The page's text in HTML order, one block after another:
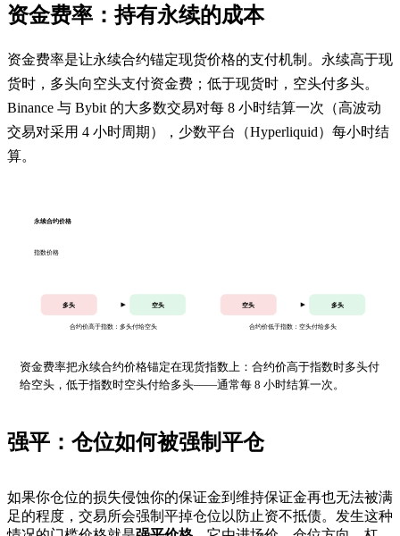
资金费率：持有永续的成本
资金费率是让永续合约锚定现货价格的支付机制。永续高于现
货时，多头向空头支付资金费；低于现货时，空头付多头。
Binance 与 Bybit 的大多数交易对每 8 小时结算一次（高波动
交易对采用 4 小时周期），少数平台（Hyperliquid）每小时结
算。
永续合约价格
指数价格
多头 空头
合约价高于指数：多头付给空头
空头 多头
合约价低于指数：空头付给多头
资金费率把永续合约价格锚定在现货指数上：合约价高于指数时多头付
给空头，低于指数时空头付给多头——通常每 8 小时结算一次。
强平：仓位如何被强制平仓
如果你仓位的损失侵蚀你的保证金到维持保证金再也无法被满
足的程度，交易所会强制平掉仓位以防止资不抵债。发生这种